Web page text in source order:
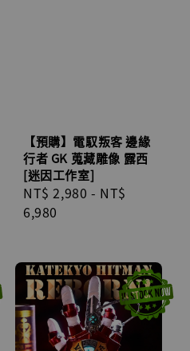
【預購】電馭叛客 邊緣
行者 GK 蒐藏雕像 露西
[迷因工作室]
Regular
price
NT$ 2,980 - NT$
6,980